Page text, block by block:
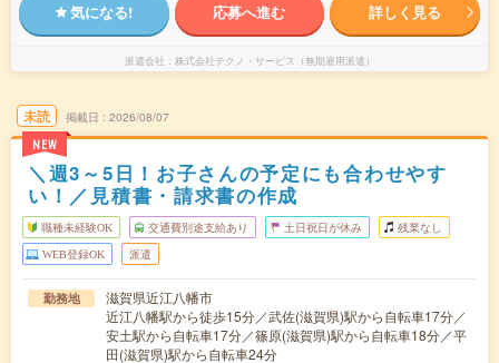
気になる! 応募へ進む 詳しく見る
派遣会社 株式会社テクノ・サービス（無期雇用派遣）
未読
NEW
掲載日 2026/08/07
＼週3～5日！お子さんの予定にも合わせやす
い！／見積書・請求書の作成
職種未経験OK 交通費別途支給あり 土日祝日が休み 残業なし
WEB登録OK 派遣
勤務地
滋賀県近江八幡市
近江八幡駅から徒歩15分／武佐(滋賀県)駅から自転車17分／
安土駅から自転車17分／篠原(滋賀県)駅から自転車18分／平
田(滋賀県)駅から自転車24分